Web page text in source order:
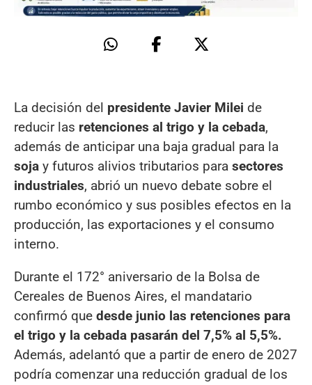
La decisión del presidente Javier Milei de
reducir las retenciones al trigo y la cebada,
además de anticipar una baja gradual para la
soja y futuros alivios tributarios para sectores
industriales, abrió un nuevo debate sobre el
rumbo económico y sus posibles efectos en la
producción, las exportaciones y el consumo
interno.
Durante el 172° aniversario de la Bolsa de
Cereales de Buenos Aires, el mandatario
confirmó que desde junio las retenciones para
el trigo y la cebada pasarán del 7,5% al 5,5%.
Además, adelantó que a partir de enero de 2027
podría comenzar una reducción gradual de los